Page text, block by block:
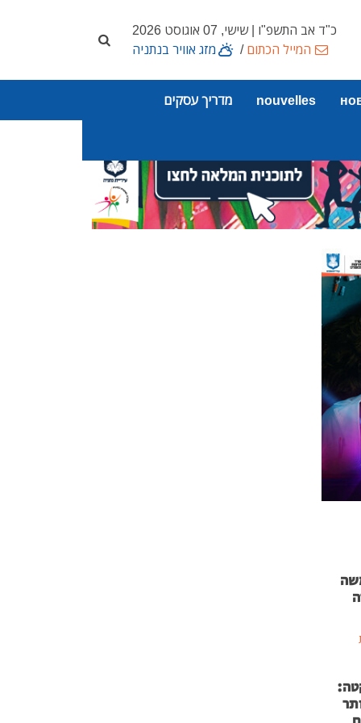
כ"ד אב התשפ"ו | שישי, 07 אוגוסט 2026
המייל הכתום/ מזג אוויר בנתניה
nouvelles מדריך עסקים
נמשה
אותר